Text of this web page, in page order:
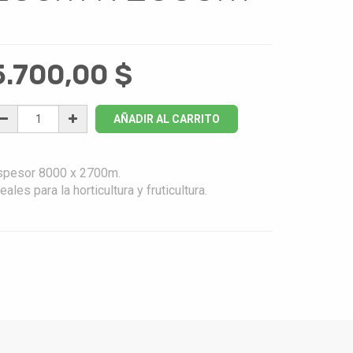
$
AÑADIR AL CARRITO
8000 x 2700m.
para la horticultura y fruticultura.